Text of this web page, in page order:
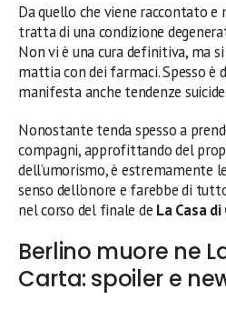
Da quello che viene raccontato
tratta di una condizione
Non vi è una cura definitiva, ma
mattia con dei farmaci. Spesso è
manifesta anche tendenze suicide.
Nonostante tenda spesso a
compagni, approfittando del
dell’umorismo, è estremamente
senso dell’onore e farebbe di
nel corso del finale de La Casa
Berlino muore ne
Carta: spoiler e